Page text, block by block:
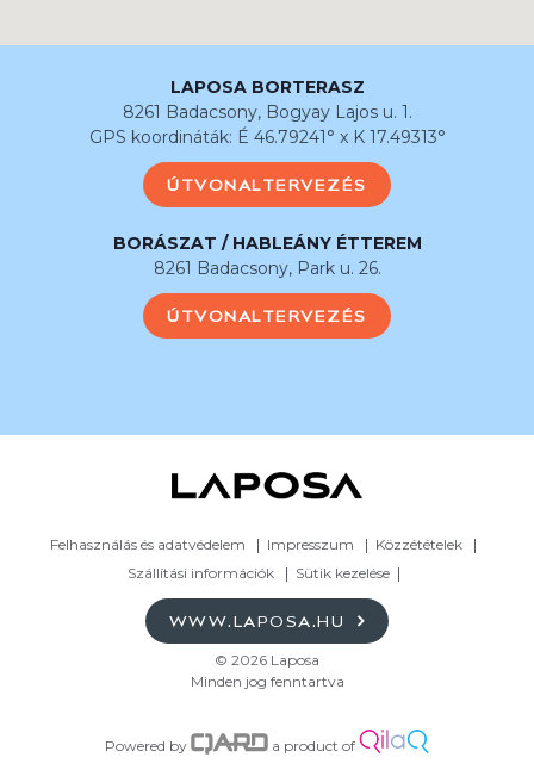
LAPOSA BORTERASZ
8261 Badacsony, Bogyay Lajos u. 1.
GPS koordináták: É 46.79241° x K 17.49313°
ÚTVONALTERVEZÉS
BORÁSZAT / HABLEÁNY ÉTTEREM
8261 Badacsony, Park u. 26.
ÚTVONALTERVEZÉS
Felhasználás és adatvédelem Impresszum
Közzétételek
Szállítási információk
Sütik kezelése
WWW.LAPOSA.HU
© 2026 Laposa
Minden jog fenntartva
Powered by a product of